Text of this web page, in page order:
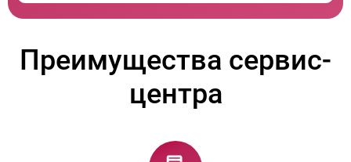
Преимущества сервис-
центра